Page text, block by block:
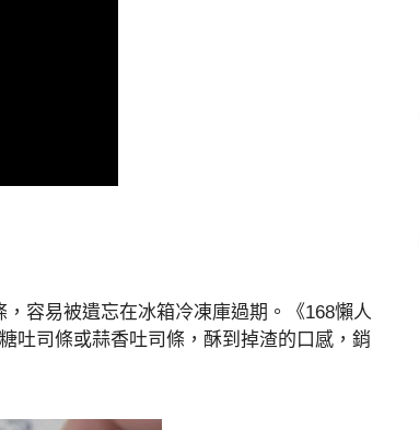
容易被遺忘在冰箱冷凍庫過期。《168懶人
吐司條或蒜香吐司條，酥到掉渣的口感，銷